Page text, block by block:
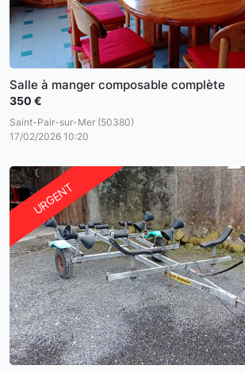
Salle à manger composable complète
350 €
Saint-Pair-sur-Mer (50380)
17/02/2026 10:20
URGENT